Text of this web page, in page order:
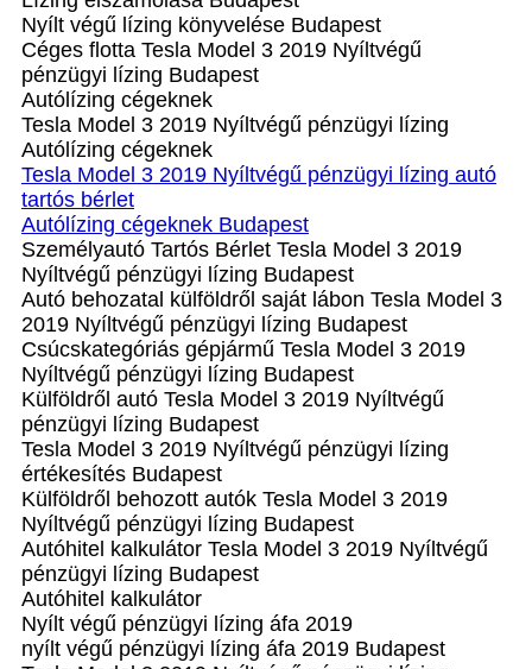
Nyílt végű lízing könyvelése Budapest
Céges flotta Tesla Model 3 2019 Nyíltvégű
pénzügyi lízing Budapest
Autólízing cégeknek
Tesla Model 3 2019 Nyíltvégű pénzügyi lízing
Autólízing cégeknek
Tesla Model 3 2019 Nyíltvégű pénzügyi lízing autó
tartós bérlet
Autólízing cégeknek Budapest
Személyautó Tartós Bérlet Tesla Model 3 2019
Nyíltvégű pénzügyi lízing Budapest
Autó behozatal külföldről saját lábon Tesla Model 3
2019 Nyíltvégű pénzügyi lízing Budapest
Csúcskategóriás gépjármű Tesla Model 3 2019
Nyíltvégű pénzügyi lízing Budapest
Külföldről autó Tesla Model 3 2019 Nyíltvégű
pénzügyi lízing Budapest
Tesla Model 3 2019 Nyíltvégű pénzügyi lízing
értékesítés Budapest
Külföldről behozott autók Tesla Model 3 2019
Nyíltvégű pénzügyi lízing Budapest
Autóhitel kalkulátor Tesla Model 3 2019 Nyíltvégű
pénzügyi lízing Budapest
Autóhitel kalkulátor
Nyílt végű pénzügyi lízing áfa 2019
nyílt végű pénzügyi lízing áfa 2019 Budapest